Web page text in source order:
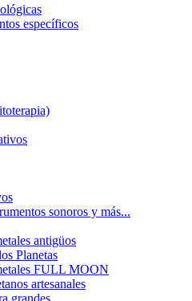
específicos
sonoros y más...
antigüos
Planetas
FULL MOON
artesanales
grandes